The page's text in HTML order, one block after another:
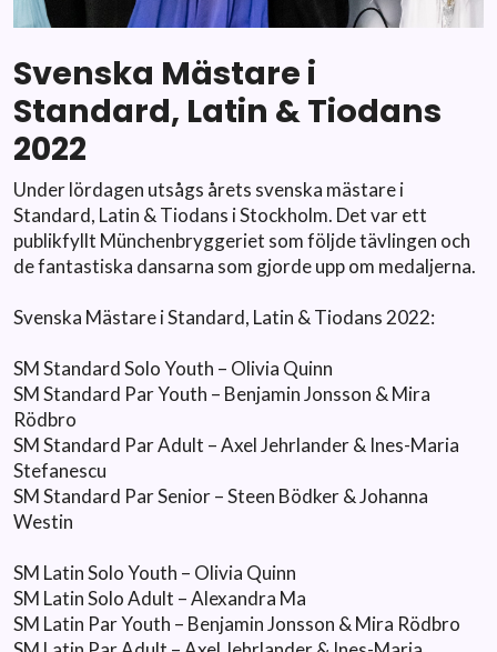
Svenska Mästare i
Standard, Latin & Tiodans
2022
Under lördagen utsågs årets svenska mästare i
Standard, Latin & Tiodans i Stockholm. Det var ett
publikfyllt Münchenbryggeriet som följde tävlingen och
de fantastiska dansarna som gjorde upp om medaljerna.
Svenska Mästare i Standard, Latin & Tiodans 2022:
SMStandard Solo Youth – Olivia Quinn
SM Standard Par Youth – Benjamin Jonsson & Mira
Rödbro
SM Standard Par Adult – Axel Jehrlander & Ines-Maria
Stefanescu
SM Standard Par Senior – Steen Bödker & Johanna
Westin
SM Latin Solo Youth – Olivia Quinn
SM Latin Solo Adult – Alexandra Ma
SM Latin Par Youth – Benjamin Jonsson & Mira Rödbro